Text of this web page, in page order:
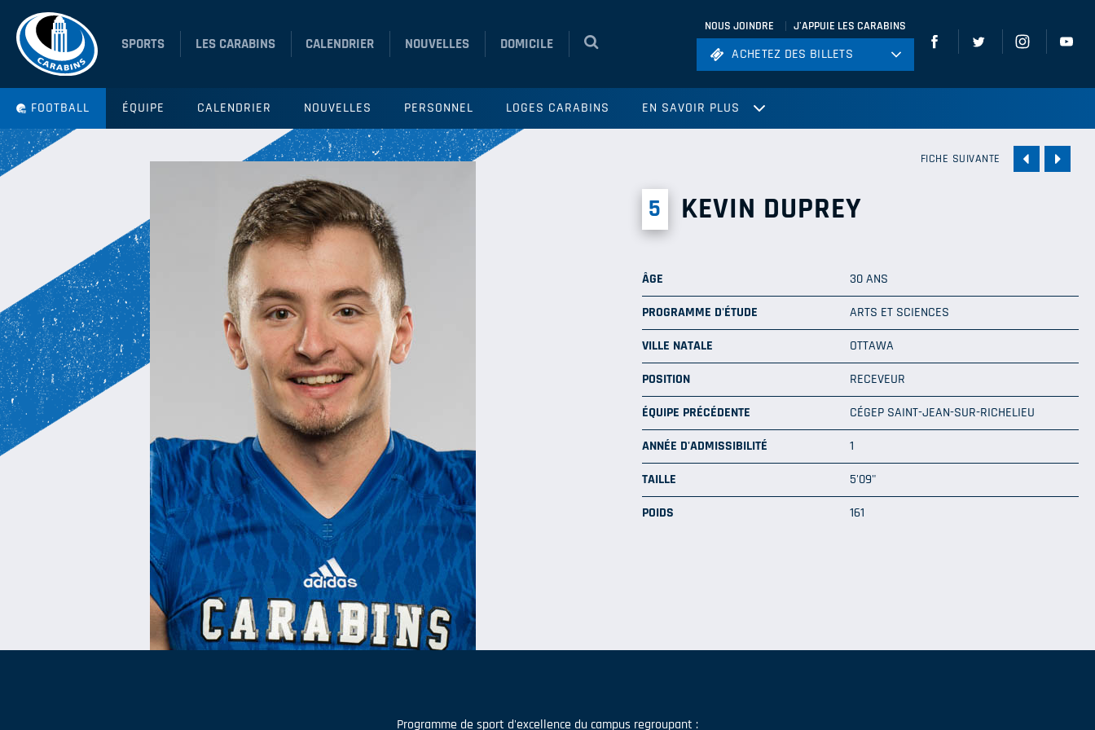
SPORTS LES CARABINS CALENDRIER NOUVELLES DOMICILE
NOUS JOINDRE J'APPUIE LES CARABINS
ACHETEZ DES BILLETS
Hockey
Volleyball
ACHETEZ DES BILLETS
FOOTBALL ÉQUIPE CALENDRIER NOUVELLES PERSONNEL LOGES CARABINS EN SAVOIR PLUS
FICHE SUIVANTE
5 KEVIN DUPREY
ÂGE
30 ANS
PROGRAMME D'ÉTUDE
ARTS ET SCIENCES
VILLE NATALE
OTTAWA
POSITION
RECEVEUR
ÉQUIPE PRÉCÉDENTE
CÉGEP SAINT-JEAN-SUR-RICHELIEU
ANNÉE D'ADMISSIBILITÉ
1
TAILLE
5'09"
POIDS
161
Programme de sport d'excellence du campus regroupant :